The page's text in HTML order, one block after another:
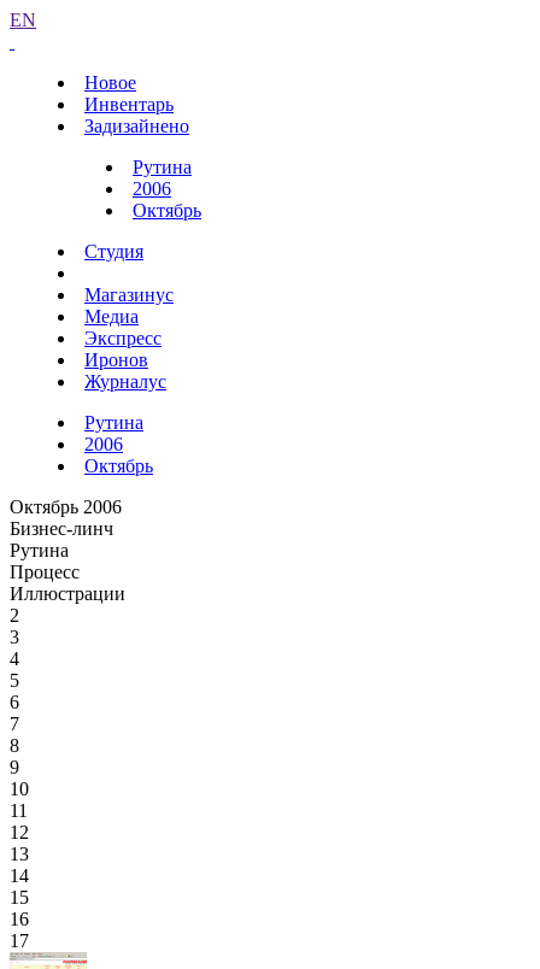
EN
Новое
Инвентарь
Задизайнено
Рутина
2006
Октябрь
Студия
Магазинус
Медиа
Экспресс
Иронов
Журналус
Рутина
2006
Октябрь
Октябрь 2006
Бизнес-линч
Рутина
Процесс
Иллюстрации
2
3
4
5
6
7
8
9
10
11
12
13
14
15
16
17